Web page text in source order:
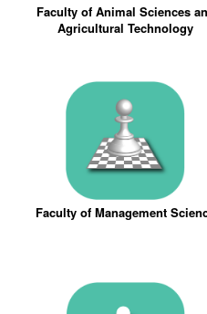
Faculty of Animal Sciences
Agricultural Technology
Faculty of Management